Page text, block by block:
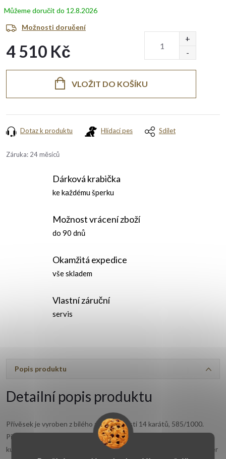
12.8.2026
Možnosti doručení
4 510 Kč
VLOŽIT DO KOŠÍKU
Dotaz k produktu Hlídací pes Sdílet
Záruka: 24 měsíců
Dárková krabička
ke každému šperku
Možnost vrácení zboží
do 90 dnů
Okamžitá expedice
vše skladem
Vlastní záruční
servis
Popis produktu
Detailní popis produktu
Přívěsek je vyroben z bílého zlata o ryzosti 14 karátů, 585/1000.
Přívěsek v hladkém lesklém provedení je osazen bílým synt. opálem
kulatého tvaru. Kámen je usazen v klícce z bílého zlata a jeho průměr